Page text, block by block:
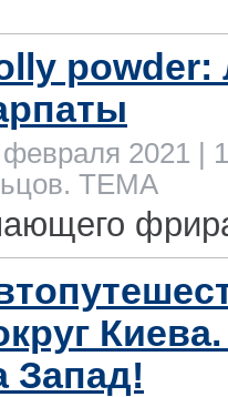
2021 |
ТЕМА
Запад!